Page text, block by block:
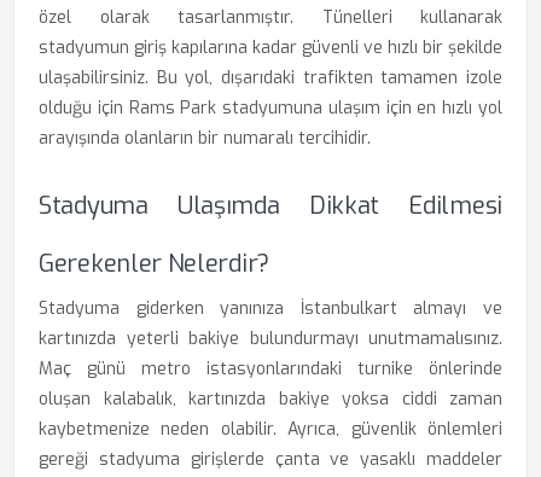
özel olarak tasarlanmıştır. Tünelleri kullanarak
stadyumun giriş kapılarına kadar güvenli ve hızlı bir şekilde
ulaşabilirsiniz. Bu yol, dışarıdaki trafikten tamamen izole
olduğu için Rams Park stadyumuna ulaşım için en hızlı yol
arayışında olanların bir numaralı tercihidir.
Stadyuma Ulaşımda Dikkat Edilmesi
Gerekenler Nelerdir?
Stadyuma giderken yanınıza İstanbulkart almayı ve
kartınızda yeterli bakiye bulundurmayı unutmamalısınız.
Maç günü metro istasyonlarındaki turnike önlerinde
oluşan kalabalık, kartınızda bakiye yoksa ciddi zaman
kaybetmenize neden olabilir. Ayrıca, güvenlik önlemleri
gereği stadyuma girişlerde çanta ve yasaklı maddeler